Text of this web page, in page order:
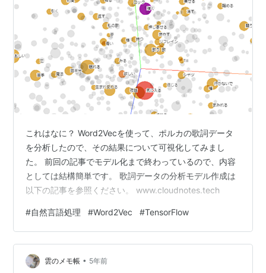
これはなに？ Word2Vecを使って、ポルカの歌詞データ
を分析したので、その結果について可視化してみまし
た。 前回の記事でモデル化まで終わっているので、内容
としては結構簡単です。 歌詞データの分析モデル作成は
以下の記事を参照ください。 www.cloudnotes.tech
#自然言語処理 #Word2Vec #TensorFlow
雲のメモ帳 • 5年前